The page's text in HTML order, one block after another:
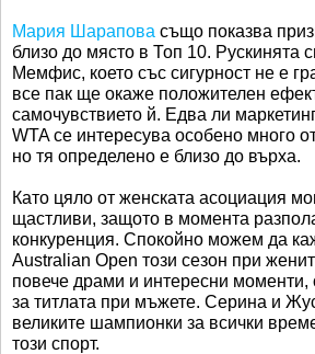
Мария Шарапова също показва
близо до място в Топ 10. Рускинята
Мемфис, което със сигурност не е
все пак ще окаже положителен
самочувствието й. Едва ли
WTA се интересува особено много
но тя определено е близо до върха.
Като цяло от женската асоциация
щастливи, защото в момента
конкуренция. Спокойно можем да
Australian Open този сезон при
повече драми и интересни моменти,
за титлата при мъжете. Серина и
великите шампионки за всички
този спорт.